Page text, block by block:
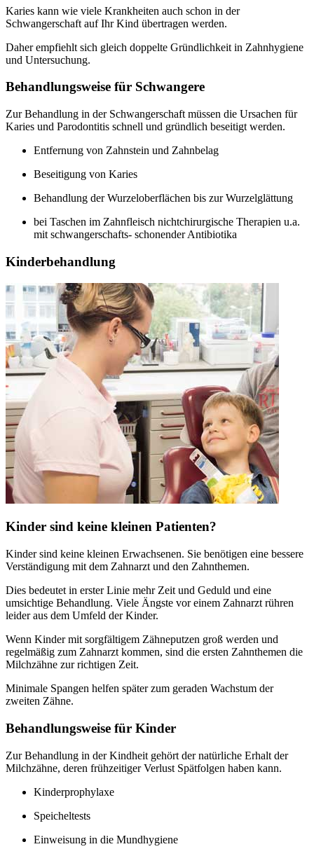
Karies kann wie viele Krankheiten auch schon in der
Schwangerschaft auf Ihr Kind übertragen werden.
Daher empfiehlt sich gleich doppelte Gründlichkeit in Zahnhygiene
und Untersuchung.
Behandlungsweise für Schwangere
Zur Behandlung in der Schwangerschaft müssen die Ursachen für
Karies und Parodontitis schnell und gründlich beseitigt werden.
Entfernung von Zahnstein und Zahnbelag
Beseitigung von Karies
Behandlung der Wurzeloberflächen bis zur Wurzelglättung
bei Taschen im Zahnfleisch nichtchirurgische Therapien u.a.
mit schwangerschafts- schonender Antibiotika
Kinderbehandlung
Kinder sind keine kleinen Patienten?
Kinder sind keine kleinen Erwachsenen. Sie benötigen eine bessere
Verständigung mit dem Zahnarzt und den Zahnthemen.
Dies bedeutet in erster Linie mehr Zeit und Geduld und eine
umsichtige Behandlung. Viele Ängste vor einem Zahnarzt rühren
leider aus dem Umfeld der Kinder.
Wenn Kinder mit sorgfältigem Zähneputzen groß werden und
regelmäßig zum Zahnarzt kommen, sind die ersten Zahnthemen die
Milchzähne zur richtigen Zeit.
Minimale Spangen helfen später zum geraden Wachstum der
zweiten Zähne.
Behandlungsweise für Kinder
Zur Behandlung in der Kindheit gehört der natürliche Erhalt der
Milchzähne, deren frühzeitiger Verlust Spätfolgen haben kann.
Kinderprophylaxe
Speicheltests
Einweisung in die Mundhygiene